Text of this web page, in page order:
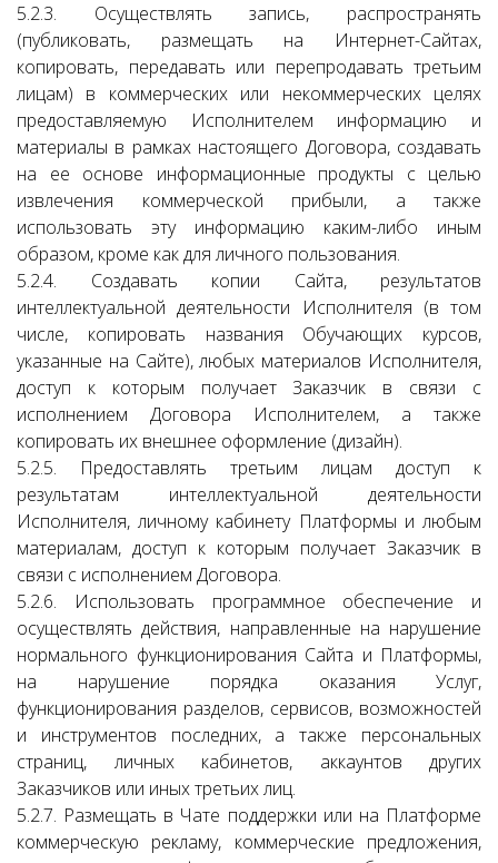
5.2.3. Осуществлять запись, распространять
(публиковать, размещать на Интернет-Сайтах,
копировать, передавать или перепродавать третьим
лицам) в коммерческих или некоммерческих целях
предоставляемую Исполнителем информацию и
материалы в рамках настоящего Договора, создавать
на ее основе информационные продукты с целью
извлечения коммерческой прибыли, а также
использовать эту информацию каким-либо иным
образом, кроме как для личного пользования.
5.2.4. Создавать копии Сайта, результатов
интеллектуальной деятельности Исполнителя (в том
числе, копировать названия Обучающих курсов,
указанные на Сайте), любых материалов Исполнителя,
доступ к которым получает Заказчик в связи с
исполнением Договора Исполнителем, а также
копировать их внешнее оформление (дизайн).
5.2.5. Предоставлять третьим лицам доступ к
результатам интеллектуальной деятельности
Исполнителя, личному кабинету Платформы и любым
материалам, доступ к которым получает Заказчик в
связи с исполнением Договора.
5.2.6. Использовать программное обеспечение и
осуществлять действия, направленные на нарушение
нормального функционирования Сайта и Платформы,
на нарушение порядка оказания Услуг,
функционирования разделов, сервисов, возможностей
и инструментов последних, а также персональных
страниц, личных кабинетов, аккаунтов других
Заказчиков или иных третьих лиц.
5.2.7. Размещать в Чате поддержки или на Платформе
коммерческую рекламу, коммерческие предложения,